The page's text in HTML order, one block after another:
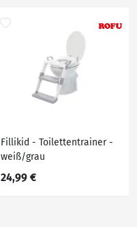
Fillikid - Toilettentrainer -
weiß/grau
24,99 €